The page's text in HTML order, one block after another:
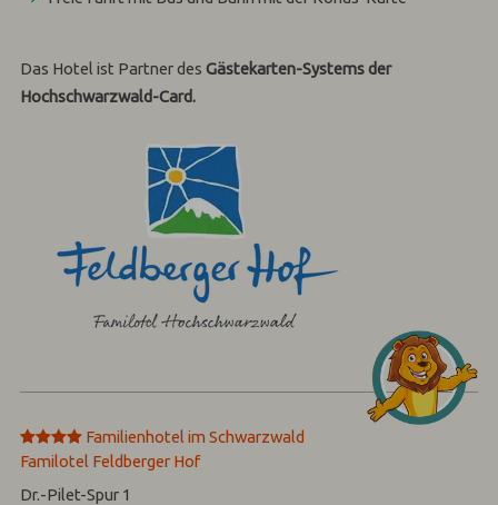
Das Hotel ist Partner desGästekarten-Systems der
Hochschwarzwald-Card.
****
Familienhotel im Schwarzwald
Familotel Feldberger Hof
Dr.-Pilet-Spur 1